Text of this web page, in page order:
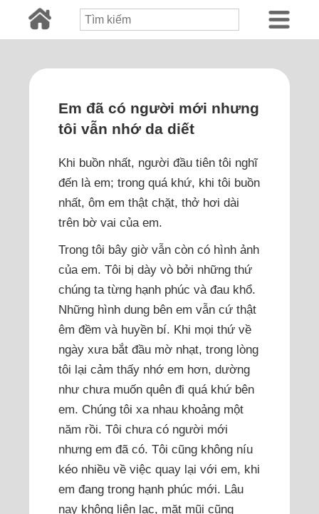
Em đã có người mới nhưng
tôi vẫn nhớ da diết
Khi buồn nhất, người đầu tiên tôi nghĩ
đến là em; trong quá khứ, khi tôi buồn
nhất, ôm em thật chặt, thở hơi dài
trên bờ vai của em.
Trong tôi bây giờ vẫn còn có hình ảnh
của em. Tôi bị dày vò bởi những thứ
chúng ta từng hạnh phúc và đau khổ.
Những hình dung bên em vẫn cứ thật
êm đềm và huyền bí. Khi mọi thứ về
ngày xưa bắt đầu mờ nhạt, trong lòng
tôi lại cảm thấy nhớ em hơn, dường
như chưa muốn quên đi quá khứ bên
em. Chúng tôi xa nhau khoảng một
năm rồi. Tôi chưa có người mới
nhưng em đã có. Tôi cũng không níu
kéo nhiều về việc quay lại với em, khi
em đang trong hạnh phúc mới. Lâu
nay không liên lạc, mặt mũi cũng